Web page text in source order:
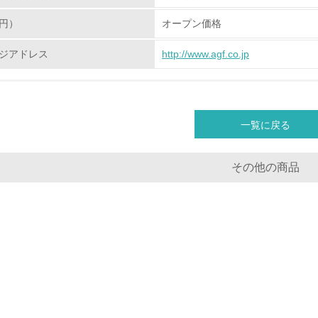
） オープン価格
アドレス http://www.agf.co.jp
一覧に戻る
その他の商品